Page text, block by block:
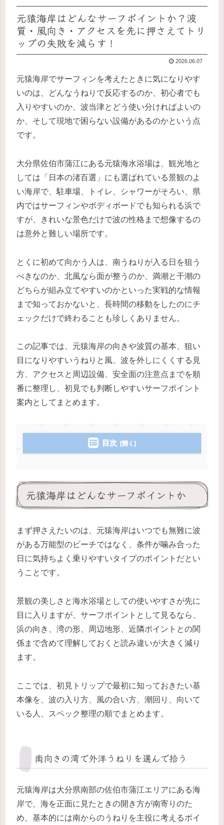
元猿海岸はどんなサーフポイントか？波
質・風向き・アクセスを先に押さえてトリ
ップの失敗を減らす！
2026.06.07
元猿海岸でサーフィンを考えたときに気になりやす
いのは、どんなうねりで反応するのか、初心者でも
入りやすいのか、波当津とどう使い分ければよいの
か、そして現地で困らない設備があるのかという点
です。
大分県佐伯市蒲江にある元猿海水浴場は、観光地と
しては「日本の渚百選」にも選ばれている景観のよ
い海岸で、駐車場、トイレ、シャワーがそろい、県
内ではサーフィンやボディボードでも知られる浜で
すが、きれいな景色だけで波の性格まで想像するの
は意外と難しい場所です。
とくに初めて向かう人は、南うねりが入る日を狙う
べきなのか、北風なら面が整うのか、満潮と干潮の
どちらが組み立てやすいのかといった実戦的な情報
まで知っておかないと、長時間の移動をしたのにチ
ェックだけで終わることも珍しくありません。
この記事では、元猿海岸の向きや波質の基本、狙い
目になりやすいうねりと風、波を外しにくくする見
方、アクセスと周辺設備、安全面の注意点までを順
番に整理し、初見でも判断しやすいサーフポイント
案内としてまとめます。
目次
元猿海岸はどんなサーフポイントか
まず押さえたいのは、元猿海岸はいつでも無難に波
がある万能型のビーチではなく、条件が噛み合った
日に気持ちよく乗りやすいタイプのポイントだとい
うことです。
景観の美しさと海水浴場としての使いやすさが先に
目に入りますが、サーフポイントとして見るなら、
浜の向き、湾の形、周辺地形、近隣ポイントとの関
係まで含めて理解しておくと読み違いが大きく減り
ます。
ここでは、初見トリップで最初に知っておきたい基
本像を、波の入り方、風の合い方、潮回り、向いて
いる人、スペック整理の順でまとめます。
南向きの湾で外洋うねりを選んで拾う
元猿海岸は大分県南部の佐伯市蒲江エリアにある海
岸で、海を正面に見たときの開き方が南寄りのた
め、基本的には南からのうねりを主役に考えるポイ